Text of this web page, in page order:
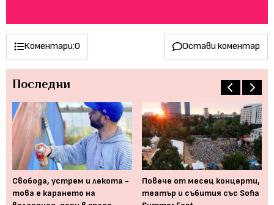
Коментари:0 Остави коментар
Последни
Свобода, устрем и лекота -
това е карането на
Повече от месец концерти,
театър и събития със Sofia